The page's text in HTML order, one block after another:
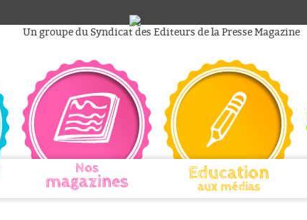
Un groupe du Syndicat des Editeurs de la Presse Magazine
Nos
magazines Education
aux médias